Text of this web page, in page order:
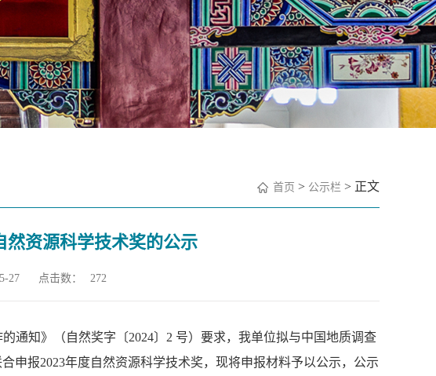
首页 > 公示栏 > 正文
然资源科学技术奖的公示
27 点击数： 272
通知》（自然奖字〔2024〕 2 号）要求，我单位拟与中国地质调查
申报2023年度自然资源科学技术奖，现将申报材料予以公示， 公示